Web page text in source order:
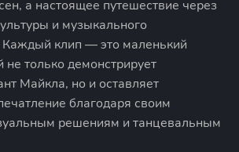
а настоящее путешествие через
и музыкального
Каждый клип — это маленький
только демонстрирует
Майкла, но и оставляет
благодаря своим
решениям и танцевальным